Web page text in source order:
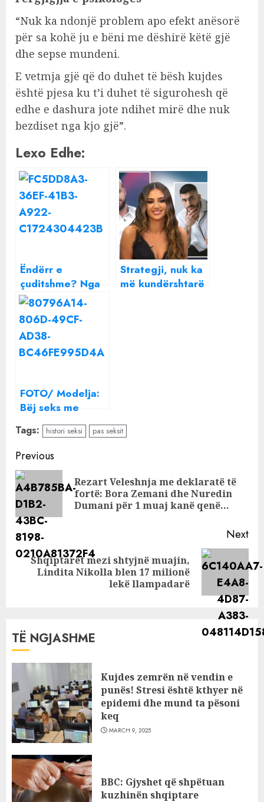
“Nuk ka ndonjë problem apo efekt anësorë
për sa kohë ju e bëni me dëshirë këtë gjë
dhe sepse mundeni.
E vetmja gjë që do duhet të bësh kujdes
është pjesa ku t’i duhet të sigurohesh që
edhe e dashura jote ndihet mirë dhe nuk
bezdiset nga kjo gjë”.
Lexo Edhe:
Ëndërr e
çuditshme? Nga
rënia e
dhëmbëve tuaj
deri tek
mashtrimi,
ndërgjegjja juaj
Strategji, nuk ka
më kundërshtarë
FOTO/ Modelja:
Bëj seks me
burrin 5 herë në
ditë, derisa më
bie të fikët!
Tags: histori seksi pas seksit
Continue
Reading
Previous
Rezart Veleshnja me deklaratë të
fortë: Bora Zemani dhe Nuredin
Dumani për 1 muaj kanë qenë…
Next
Next
Shqiptarët mezi shtyjnë muajin,
Lindita Nikolla blen 17 milionë
lekë llampadarë
TË NGJASHME
Kujdes zemrën në vendin e
punës! Stresi është kthyer në
epidemi dhe mund ta pësoni
keq
MARCH 9, 2025
BBC: Gjyshet që shpëtuan
kuzhinën shqiptare